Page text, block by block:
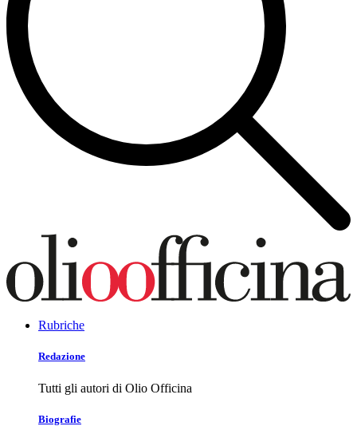
Rubriche
Redazione
Tutti gli autori di Olio Officina
Biografie